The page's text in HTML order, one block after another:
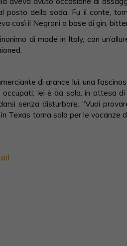
posto della soda. Fu il conte,
così il Negroni a base di gin,
di made in Italy, con
di arance lui, una
lei è da sola, in attesa
senza disturbare. “Vuoi
in Texas torna solo per le